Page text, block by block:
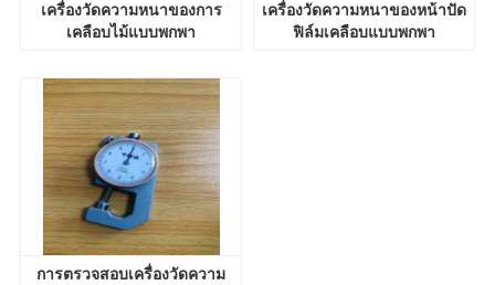
เครื่องวัดความหนาของการ
เคลือบไม้แบบพกพา
เครื่องวัดความหนาของหน้าปัด
ฟิล์มเคลือบแบบพกพา
การตรวจสอบเครื่องวัดความ